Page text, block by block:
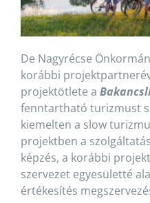
De Nagyrécse
korábbi
projektötlete a
fenntartható turizmust
kiemelten a slow
projektben a
képzés, a korábbi
szervezet egyesületté
értékesítés